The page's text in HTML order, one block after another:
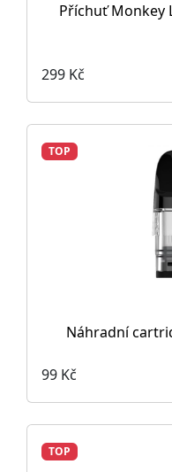
Příchuť Monkey
299 Kč
TOP
Náhradní
99 Kč
TOP